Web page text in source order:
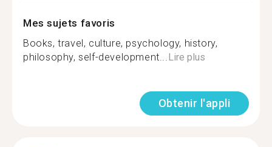
Mes sujets favoris
Books, travel, culture, psychology, history,
philosophy, self-development...Lire plus
Obtenir l'appli